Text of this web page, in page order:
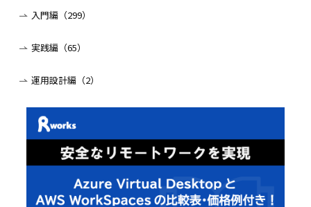
入門編（299）
実践編（65）
運用設計編（2）